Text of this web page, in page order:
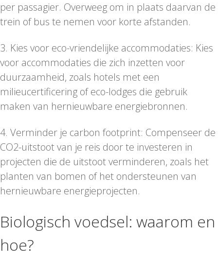
per passagier. Overweeg om in plaats daarvan de
trein of bus te nemen voor korte afstanden.
3. Kies voor eco-vriendelijke accommodaties: Kies
voor accommodaties die zich inzetten voor
duurzaamheid, zoals hotels met een
milieucertificering of eco-lodges die gebruik
maken van hernieuwbare energiebronnen.
4. Verminder je carbon footprint: Compenseer de
CO2-uitstoot van je reis door te investeren in
projecten die de uitstoot verminderen, zoals het
planten van bomen of het ondersteunen van
hernieuwbare energieprojecten.
Biologisch voedsel: waarom en
hoe?